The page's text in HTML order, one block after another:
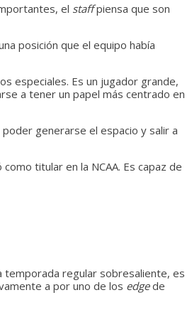
el staffpiensa que son
posición que el equipo había
especiales. Es un jugador grande,
a tener un papel más centrado en
generarse el espacio y salir a
como titular en la NCAA. Es capaz de
temporada regular sobresaliente, es
a por uno de los edgede